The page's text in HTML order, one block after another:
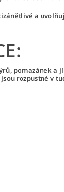
a
pomazánek a
rozpustné v